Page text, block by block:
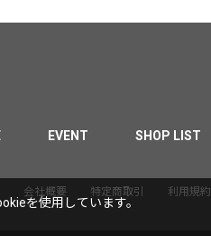
EVENT SHOP LIST
会社概要 特定商取引 利用規約
を使用しています。